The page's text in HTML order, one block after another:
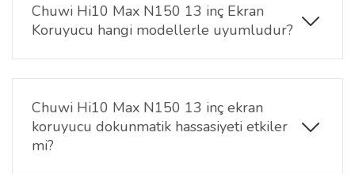
Chuwi Hi10 Max N150 13 inç Ekran
Koruyucu hangi modellerle uyumludur?
Bu ekran koruyucu yalnızca Chuwi Hi10 Max N150
13 inç tablet modeli için özel ölçüyle üretilmiştir ve
ekranın tüm yüzeyine tam uyum sağlar.
Chuwi Hi10 Max N150 13 inç ekran
koruyucu dokunmatik hassasiyeti etkiler
mi?